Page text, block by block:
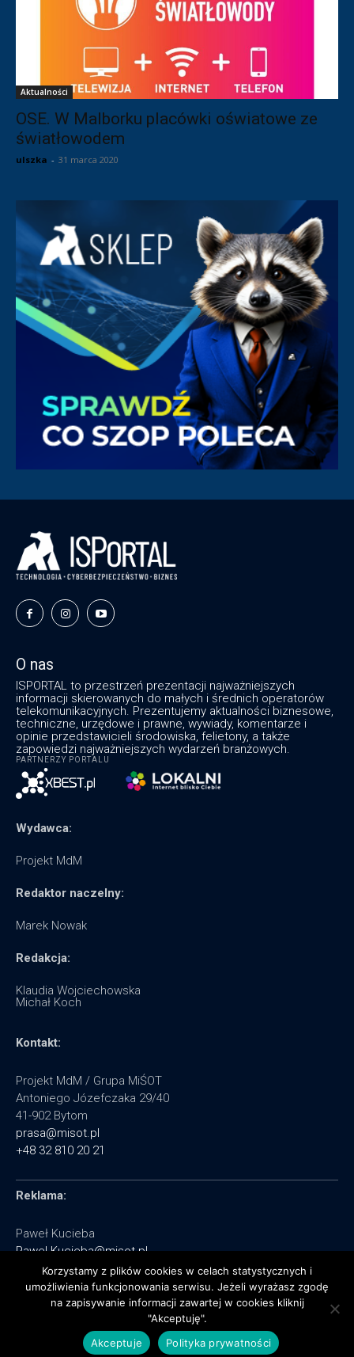
Aktualności
OSE. W Malborku placówki oświatowe ze
światłowodem
ulszka - 31 marca 2020
O nas
ISPORTAL to przestrzeń prezentacji najważniejszych
informacji skierowanych do małych i średnich operatorów
telekomunikacyjnych. Prezentujemy aktualności biznesowe,
techniczne, urzędowe i prawne, wywiady, komentarze i
opinie przedstawicieli środowiska, felietony, a także
zapowiedzi najważniejszych wydarzeń branżowych.
PARTNERZY PORTALU
Wydawca:
Projekt MdM
Redaktor naczelny:
Marek Nowak
Redakcja:
Klaudia Wojciechowska
Michał Koch
Kontakt:
Projekt MdM / Grupa MiŚOT
Antoniego Józefczaka 29/40
41-902 Bytom
prasa@misot.pl
+48 32 810 20 21
Reklama:
Paweł Kucieba
Pawel.Kucieba@misot.pl
+48 602 495 064
Korzystamy z plików cookies w celach statystycznych i
umożliwienia funkcjonowania serwisu. Jeżeli wyrażasz zgodę
na zapisywanie informacji zawartej w cookies kliknij
"Akceptuję".
Akceptuje
Polityka prywatności